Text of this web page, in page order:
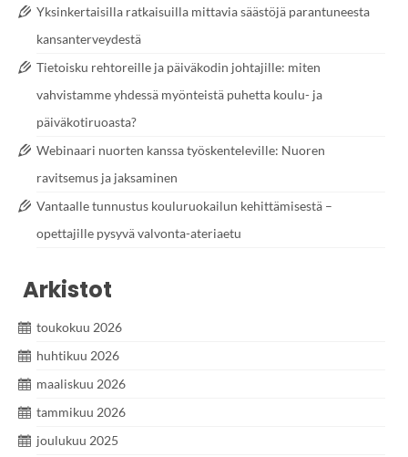
Yksinkertaisilla ratkaisuilla mittavia säästöjä parantuneesta
kansanterveydestä
Tietoisku rehtoreille ja päiväkodin johtajille: miten
vahvistamme yhdessä myönteistä puhetta koulu- ja
päiväkotiruoasta?
Webinaari nuorten kanssa työskenteleville: Nuoren
ravitsemus ja jaksaminen
Vantaalle tunnustus kouluruokailun kehittämisestä –
opettajille pysyvä valvonta-ateriaetu
Arkistot
toukokuu 2026
huhtikuu 2026
maaliskuu 2026
tammikuu 2026
joulukuu 2025